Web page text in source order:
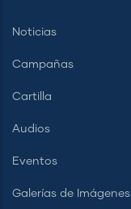
Noticias
Campañas
Cartilla
Audios
Eventos
Galerías de Imágenes